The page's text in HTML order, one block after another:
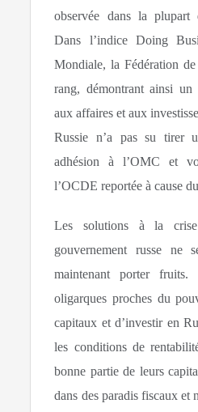
observée dans la plupart
Dans l’indice Doing
Mondiale, la Fédération
rang, démontrant ainsi
aux affaires et aux
Russie n’a pas su tirer
adhésion à l’OMC et
l’OCDE reportée à cause
Les solutions à la
gouvernement russe ne
maintenant porter fruits.
oligarques proches du
capitaux et d’investir en
les conditions de
bonne partie de leurs
dans des paradis fiscaux et